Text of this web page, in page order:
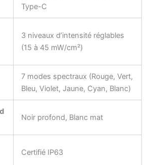
Type-C
3 niveaux d’intensité réglables
(15 à 45 mW/cm²)
7 modes spectraux (Rouge, Vert,
Bleu, Violet, Jaune, Cyan, Blanc)
Noir profond, Blanc mat
Certifié IP63